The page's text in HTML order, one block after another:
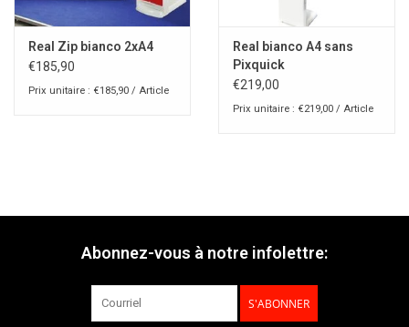
Real Zip bianco 2xA4
€185,90
Prix unitaire : €185,90 / Article
Real bianco A4 sans
Pixquick
€219,00
Prix unitaire : €219,00 / Article
Abonnez-vous à notre infolettre:
S'ABONNER